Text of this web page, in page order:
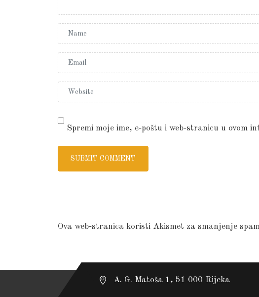
Spremi moje ime, e-poštu i web-stranicu u ovom
Ova web-stranica koristi Akismet za smanjenje
A. G. Matoša 1, 51 000 Rijeka